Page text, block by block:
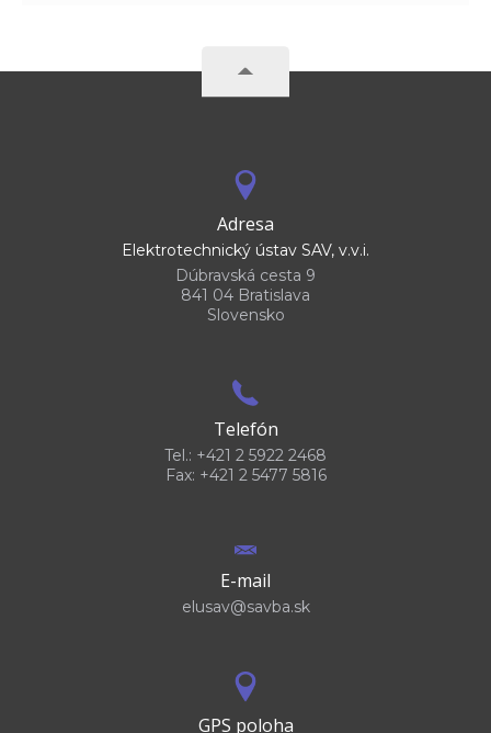
Adresa
Elektrotechnický ústav SAV, v.v.i.
Dúbravská cesta 9
841 04 Bratislava
Slovensko
Telefón
Tel.: +421 2 5922 2468
Fax: +421 2 5477 5816
E-mail
elusav@savba.sk
GPS poloha